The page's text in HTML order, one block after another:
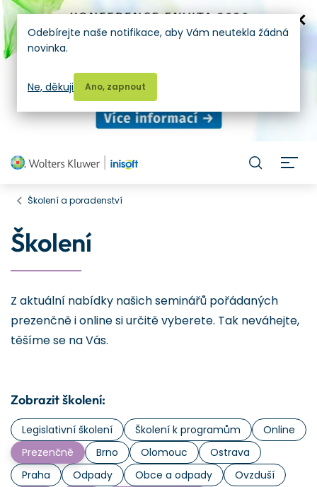
Školení a poradenství
Školení
Z aktuální nabídky našich seminářů pořádaných
prezenčně i online si určitě vyberete. Tak neváhejte,
těšíme se na Vás.
Zobrazit školení:
Legislativní školení Školení k programům
Online
Prezenčně
Brno Olomouc
Ostrava
Praha
Odpady Obce a odpady
Ovzduší
Odebírejte naše notifikace, aby Vám neutekla žádná
novinka.
Ano, zapnout
Ne, děkuji